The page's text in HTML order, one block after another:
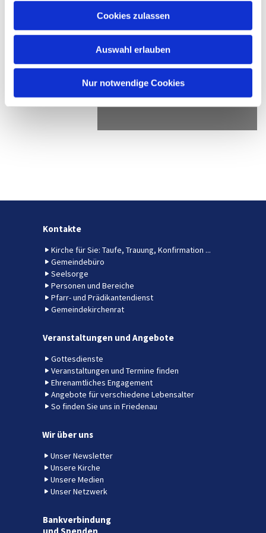
Cookies zulassen
Auswahl erlauben
Nur notwendige Cookies
Kontakte
Kirche für Sie: Taufe, Trauung, Konfirmation ...
Gemeindebüro
Seelsorge
Personen und Bereiche
Pfarr- und Prädikantendienst
Gemeindekirchenrat
Veranstaltungen und Angebote
Gottesdienste
Veranstaltungen und Termine finden
Ehrenamtliches Engagement
Angebote für verschiedene Lebensalter
So finden Sie uns in Friedenau
Wir über uns
Unser Newsletter
Unsere Kirche
Unsere Medien
Unser Netzwerk
Bankverbindung